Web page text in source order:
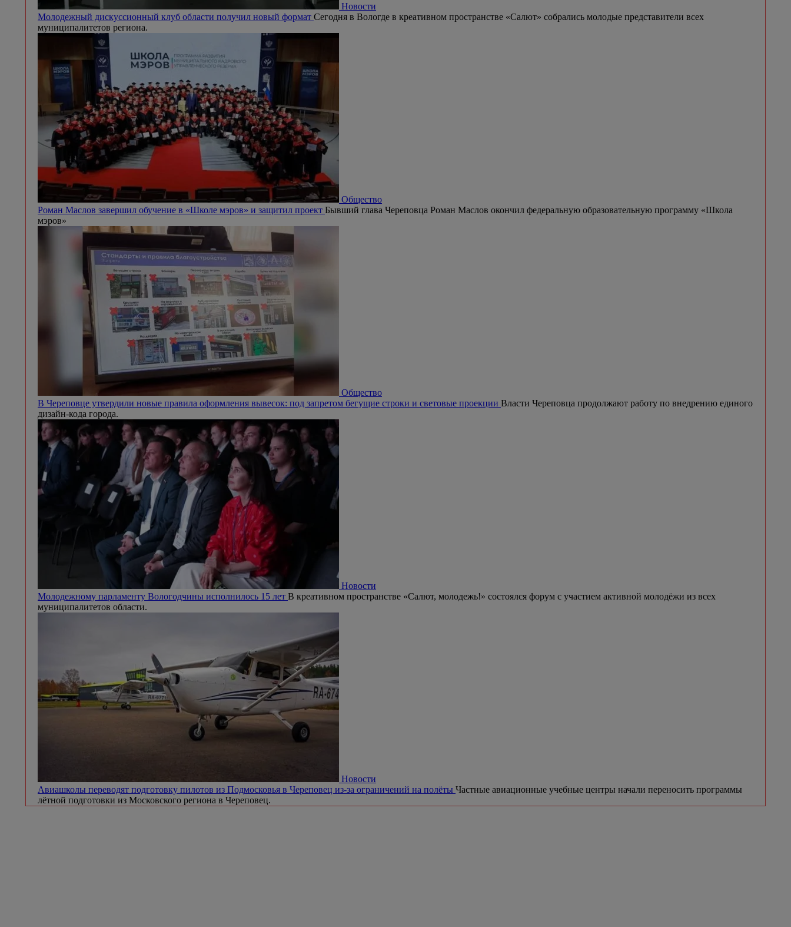
Новости
Молодежный дискуссионный клуб области получил новый формат Сегодня в Вологде в креативном пространстве «Салют» собрались молодые представители всех
муниципалитетов региона.
Общество
Роман Маслов завершил обучение в «Школе мэров» и защитил проект Бывший глава Череповца Роман Маслов окончил федеральную образовательную программу «Школа
мэров»
Общество
В Череповце утвердили новые правила оформления вывесок: под запретом бегущие строки и световые проекции Власти Череповца продолжают работу по внедрению единого
дизайн-кода города.
Новости
Молодежному парламенту Вологодчины исполнилось 15 лет В креативном пространстве «Салют, молодежь!» состоялся форум с участием активной молодёжи из всех
муниципалитетов области.
Новости
Авиашколы переводят подготовку пилотов из Подмосковья в Череповец из-за ограничений на полёты Частные авиационные учебные центры начали переносить программы
лётной подготовки из Московского региона в Череповец.